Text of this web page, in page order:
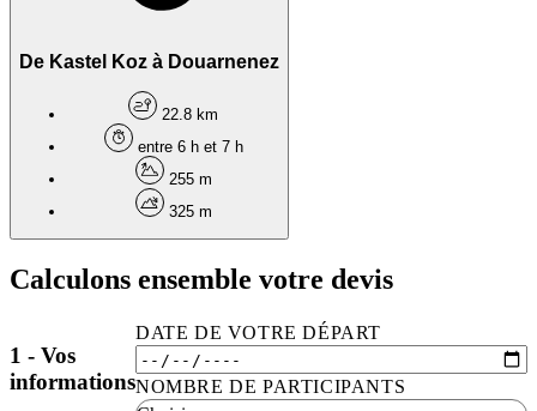
De Kastel Koz à Douarnenez
22.8 km
entre 6 h et 7 h
255 m
325 m
Calculons ensemble votre devis
1 - Vos
informations
DATE DE VOTRE DÉPART
NOMBRE DE PARTICIPANTS